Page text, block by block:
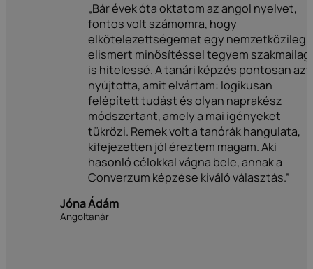
„Bár évek óta oktatom az angol nyelvet,
fontos volt számomra, hogy
elkötelezettségemet egy nemzetközileg
elismert minősítéssel tegyem szakmailag
is hitelessé. A tanári képzés pontosan azt
nyújtotta, amit elvártam: logikusan
felépített tudást és olyan naprakész
módszertant, amely a mai igényeket
tükrözi. Remek volt a tanórák hangulata,
kifejezetten jól éreztem magam. Aki
hasonló célokkal vágna bele, annak a
Converzum képzése kiváló választás.”
Jóna Ádám
Angoltanár